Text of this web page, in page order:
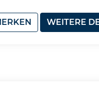
WEITERE